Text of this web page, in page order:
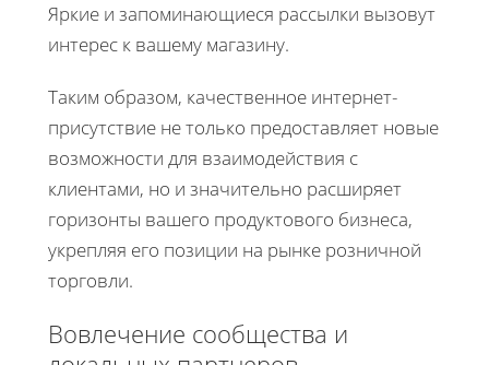
Яркие и запоминающиеся рассылки вызовут
интерес к вашему магазину.
Таким образом, качественное интернет-
присутствие не только предоставляет новые
возможности для взаимодействия с
клиентами, но и значительно расширяет
горизонты вашего продуктового бизнеса,
укрепляя его позиции на рынке розничной
торговли.
Вовлечение сообщества и